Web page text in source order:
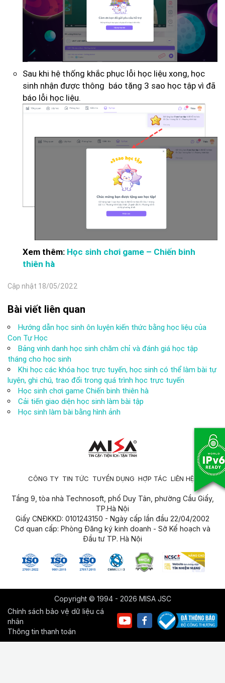
Sau khi hệ thống khắc phục lỗi học liệu xong, học
sinh nhận được thông báo tặng 3 sao học tập vì đã
báo lỗi học liệu.
Xem thêm: Học sinh chơi game – Chiến binh
thiên hà
Cập nhật 18/05/2022
Bài viết liên quan
Hướng dẫn học sinh ôn luyện kiến thức bằng học liệu của
Con Tự Học
Bảng vinh danh học sinh chăm chỉ và đánh giá học tập
tháng cho học sinh
Khi học các khóa học trực tuyến, học sinh có thể làm bài tự
luyện, ghi chú, trao đổi trong quá trình học trực tuyến
Học sinh chơi game Chiến binh thiên hà
Cải tiến giao diện học sinh làm bài tập
Học sinh làm bài bằng hình ảnh
CÔNG TY TIN TỨC TUYỂN DỤNG HỢP TÁC LIÊN HỆ
Tầng 9, tòa nhà Technosoft, phố Duy Tân, phường Cầu Giấy,
TP.Hà Nội
Giấy CNĐKKD: 0101243150 - Ngày cấp lần đầu 22/04/2002
Cơ quan cấp: Phòng Đăng ký kinh doanh - Sở Kế hoạch và
Đầu tư TP. Hà Nội
Copyright © 1994 - 2026 MISA JSC
Chính sách bảo vệ dữ liệu cá
nhân
Thông tin thanh toán